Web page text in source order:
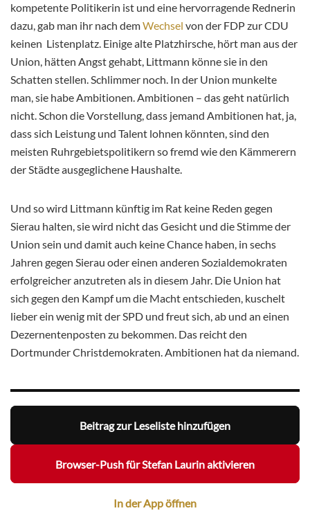
kompetente Politikerin ist und eine hervorragende Rednerin
dazu, gab man ihr nach demWechsel von der FDP zur CDU
keinen Listenplatz. Einige alte Platzhirsche, hört man aus der
Union, hätten Angst gehabt, Littmann könne sie in den
Schatten stellen. Schlimmer noch. In der Union munkelte
man, sie habe Ambitionen. Ambitionen – das geht natürlich
nicht. Schon die Vorstellung, dass jemand Ambitionen hat, ja,
dass sich Leistung und Talent lohnen könnten, sind den
meisten Ruhrgebietspolitikern so fremd wie den Kämmerern
der Städte ausgeglichene Haushalte.
Und so wird Littmann künftig im Rat keine Reden gegen
Sierau halten, sie wird nicht das Gesicht und die Stimme der
Union sein und damit auch keine Chance haben, in sechs
Jahren gegen Sierau oder einen anderen Sozialdemokraten
erfolgreicher anzutreten als in diesem Jahr. Die Union hat
sich gegen den Kampf um die Macht entschieden, kuschelt
lieber ein wenig mit der SPD und freut sich, ab und an einen
Dezernentenposten zu bekommen. Das reicht den
Dortmunder Christdemokraten. Ambitionen hat da niemand.
Beitrag zur Leseliste hinzufügen
Browser-Push für Stefan Laurin aktivieren
In der App öffnen